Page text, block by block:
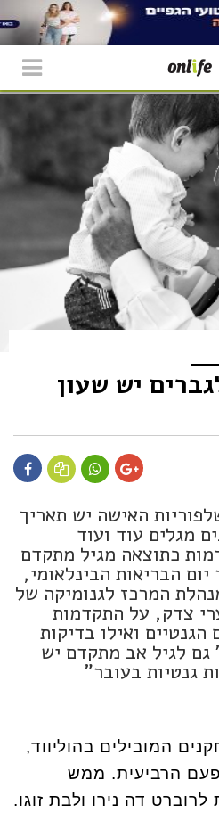
יש שעון
האישה יש תאריך
מגלים עוד ועוד
כתוצאה מגיל מתקדם
הבריאות הבינלאומי,
המרכז לגנומיקה של
צדק, על התקדמות
ואילו בדיקות
גם לגיל אב מתקדם יש
גנטיות בעובר"
המובילים בהוליווד,
הרביעית. ממש
דה נירו ולבת זוגו.